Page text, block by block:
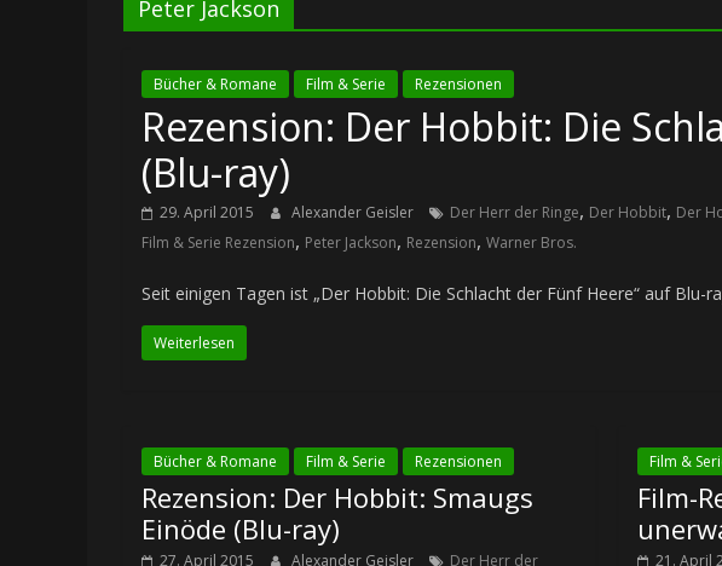
Peter Jackson
Bücher & Romane Film & Serie Rezensionen
Rezension: Der Hobbit: Die
(Blu-ray)
29. April 2015 Alexander Geisler Der Herr der Ringe, Der Hobbit, Der
Film & Serie Rezension, Peter Jackson, Rezension, Warner Bros.
Seit einigen Tagen ist „Der Hobbit: Die Schlacht der Fünf Heere“ auf
Weiterlesen
Bücher & Romane Film & Serie Rezensionen
Rezension: Der Hobbit: Smaugs
Einöde (Blu-ray)
27. April 2015 Alexander Geisler
Der Herr der
Film &
Film-
21. April